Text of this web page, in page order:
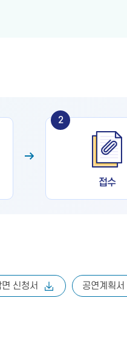
2
접수
신청서 공연계획서